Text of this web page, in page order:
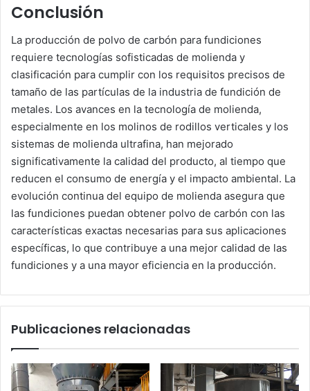
Conclusión
La producción de polvo de carbón para fundiciones
requiere tecnologías sofisticadas de molienda y
clasificación para cumplir con los requisitos precisos de
tamaño de las partículas de la industria de fundición de
metales. Los avances en la tecnología de molienda,
especialmente en los molinos de rodillos verticales y los
sistemas de molienda ultrafina, han mejorado
significativamente la calidad del producto, al tiempo que
reducen el consumo de energía y el impacto ambiental. La
evolución continua del equipo de molienda asegura que
las fundiciones puedan obtener polvo de carbón con las
características exactas necesarias para sus aplicaciones
específicas, lo que contribuye a una mejor calidad de las
fundiciones y a una mayor eficiencia en la producción.
Publicaciones relacionadas